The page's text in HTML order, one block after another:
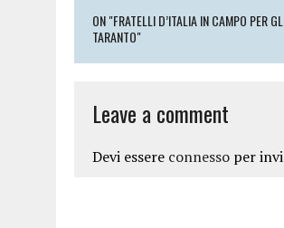
ON "FRATELLI D’ITALIA IN CAMPO PER
TARANTO"
Leave a comment
Devi essere connesso per